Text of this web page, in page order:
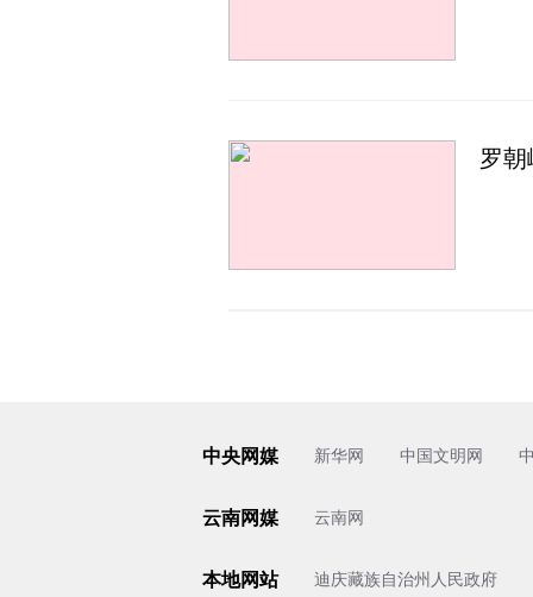
罗
中央网媒 新华网 中国文明网
云南网媒 云南网
本地网站 迪庆藏族自治州人民政府